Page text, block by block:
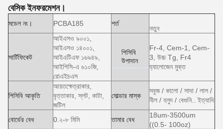
বেসিক ইনফরমেশন।
মডেল নং। PCBA185 শর্ত
নতুন
সার্টিফিকেট
আইএসও ৯০০১,
আইএসও ১৪০০১,
আইএটিএফ ১৬৯৪৯,
আইপিসি-এ ৬১০জি,
রোএইচএস
পিসিবি
উপাদান
Fr-4, Cem-1, Cem-
3, উচ্চ Tg, Fr4
হ্যালোজেন মুক্ত
পিসিবি আকৃতি
আয়তক্ষেত্রাকার,
বৃত্তাকার, স্লট, কাটা,
জটিল
সোল্ডার মাস্ক
সবুজ / কালো / সাদা / লাল /
নীল / হলুদ / বেগুনি.. ইত্যাদি
বোর্ডের বেধ 0.২-৮ মিমি তামার বেধ
18um-3500um
((0.5- 100oz)